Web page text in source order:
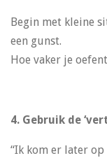
Begin met kleine
een gunst.
Hoe vaker je
4. Gebruik de
“Ik kom er later op